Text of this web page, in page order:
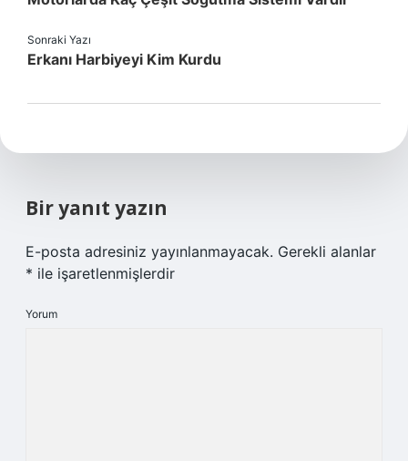
Sonraki Yazı
Erkanı Harbiyeyi Kim Kurdu
Bir yanıt yazın
E-posta adresiniz yayınlanmayacak. Gerekli alanlar
* ile işaretlenmişlerdir
Yorum